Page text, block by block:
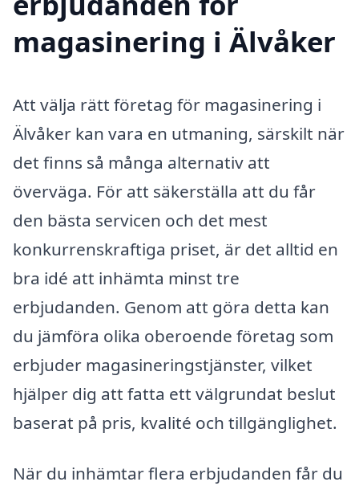
magasinering i Älvåker
Att välja rätt företag för magasinering i
Älvåker kan vara en utmaning, särskilt när
det finns så många alternativ att
överväga. För att säkerställa att du får
den bästa servicen och det mest
konkurrenskraftiga priset, är det alltid en
bra idé att inhämta minst tre
erbjudanden. Genom att göra detta kan
du jämföra olika oberoende företag som
erbjuder magasineringstjänster, vilket
hjälper dig att fatta ett välgrundat beslut
baserat på pris, kvalité och tillgänglighet.
När du inhämtar flera erbjudanden får du